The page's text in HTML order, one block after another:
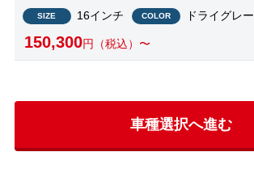
SIZE 16インチ COLOR ドライグレー
150,300円（税込）〜
車種選択へ進む